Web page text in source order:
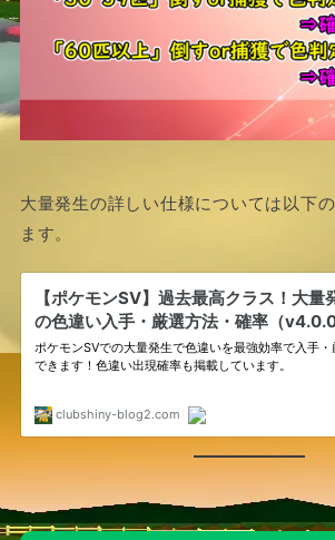
大量発生の詳しい仕様については以下
ます。